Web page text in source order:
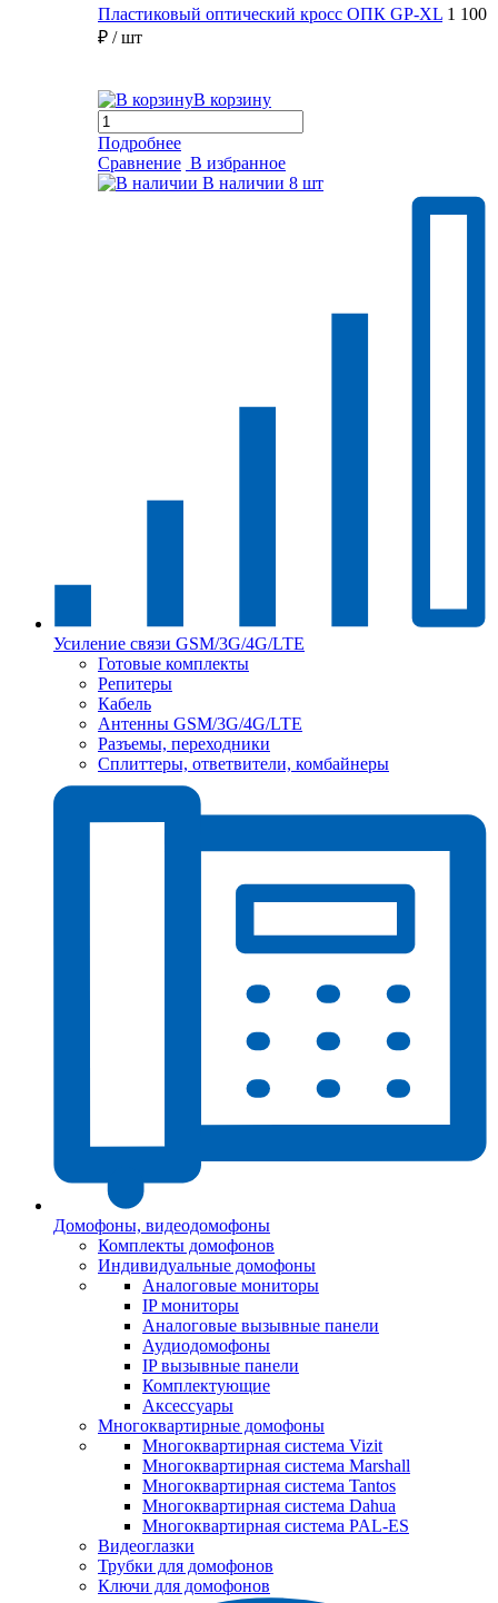
Пластиковый оптический кросс ОПК GP-XL 1 100
₽ / шт
В корзину
Подробнее
Сравнение В избранное
В наличии 8 шт
Усиление связи GSM/3G/4G/LTE
Готовые комплекты
Репитеры
Кабель
Антенны GSM/3G/4G/LTE
Разъемы, переходники
Сплиттеры, ответвители, комбайнеры
Домофоны, видеодомофоны
Комплекты домофонов
Индивидуальные домофоны
Аналоговые мониторы
IP мониторы
Аналоговые вызывные панели
Аудиодомофоны
IP вызывные панели
Комплектующие
Аксессуары
Многоквартирные домофоны
Многоквартирная система Vizit
Многоквартирная система Marshall
Многоквартирная система Tantos
Многоквартирная система Dahua
Многоквартирная система PAL-ES
Видеоглазки
Трубки для домофонов
Ключи для домофонов